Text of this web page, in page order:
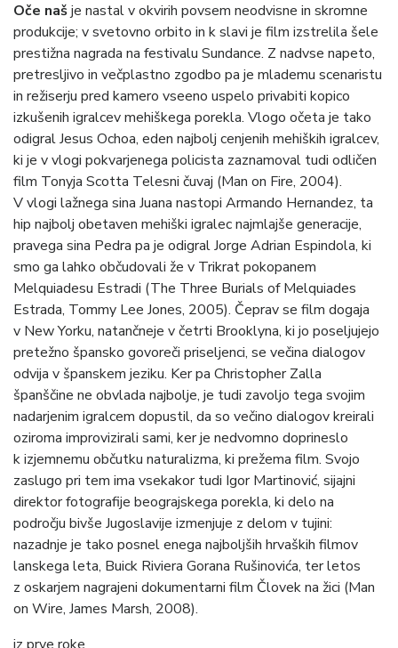
Oče našje nastal v okvirih povsem neodvisne in skromne
produkcije; v svetovno orbito in k slavi je film izstrelila šele
prestižna nagrada na festivalu Sundance. Z nadvse napeto,
pretresljivo in večplastno zgodbo pa je mlademu scenaristu
in režiserju pred kamero vseeno uspelo privabiti kopico
izkušenih igralcev mehiškega porekla. Vlogo očeta je tako
odigral Jesus Ochoa, eden najbolj cenjenih mehiških igralcev,
ki je v vlogi pokvarjenega policista zaznamoval tudi odličen
film Tonyja Scotta Telesni čuvaj (Man on Fire, 2004).
V vlogi lažnega sina Juana nastopi Armando Hernandez, ta
hip najbolj obetaven mehiški igralec najmlajše generacije,
pravega sina Pedra pa je odigral Jorge Adrian Espindola, ki
smo ga lahko občudovali že v Trikrat pokopanem
Melquiadesu Estradi (The Three Burials of Melquiades
Estrada, Tommy Lee Jones, 2005). Čeprav se film dogaja
v New Yorku, natančneje v četrti Brooklyna, ki jo poseljujejo
pretežno špansko govoreči priseljenci, se večina dialogov
odvija v španskem jeziku. Ker pa Christopher Zalla
španščine ne obvlada najbolje, je tudi zavoljo tega svojim
nadarjenim igralcem dopustil, da so večino dialogov kreirali
oziroma improvizirali sami, ker je nedvomno doprineslo
k izjemnemu občutku naturalizma, ki prežema film. Svojo
zaslugo pri tem ima vsekakor tudi Igor Martinović, sijajni
direktor fotografije beograjskega porekla, ki delo na
področju bivše Jugoslavije izmenjuje z delom v tujini:
nazadnje je tako posnel enega najboljših hrvaških filmov
lanskega leta, Buick Riviera Gorana Rušinovića, ter letos
z oskarjem nagrajeni dokumentarni film Človek na žici (Man
on Wire, James Marsh, 2008).